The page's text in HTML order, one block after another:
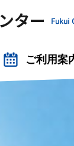
ご利用案